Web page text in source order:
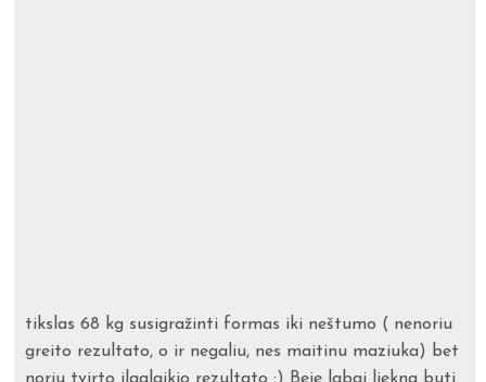
tikslas 68 kg susigražinti formas iki neštumo ( nenoriu
greito rezultato, o ir negaliu, nes maitinu maziuka) bet